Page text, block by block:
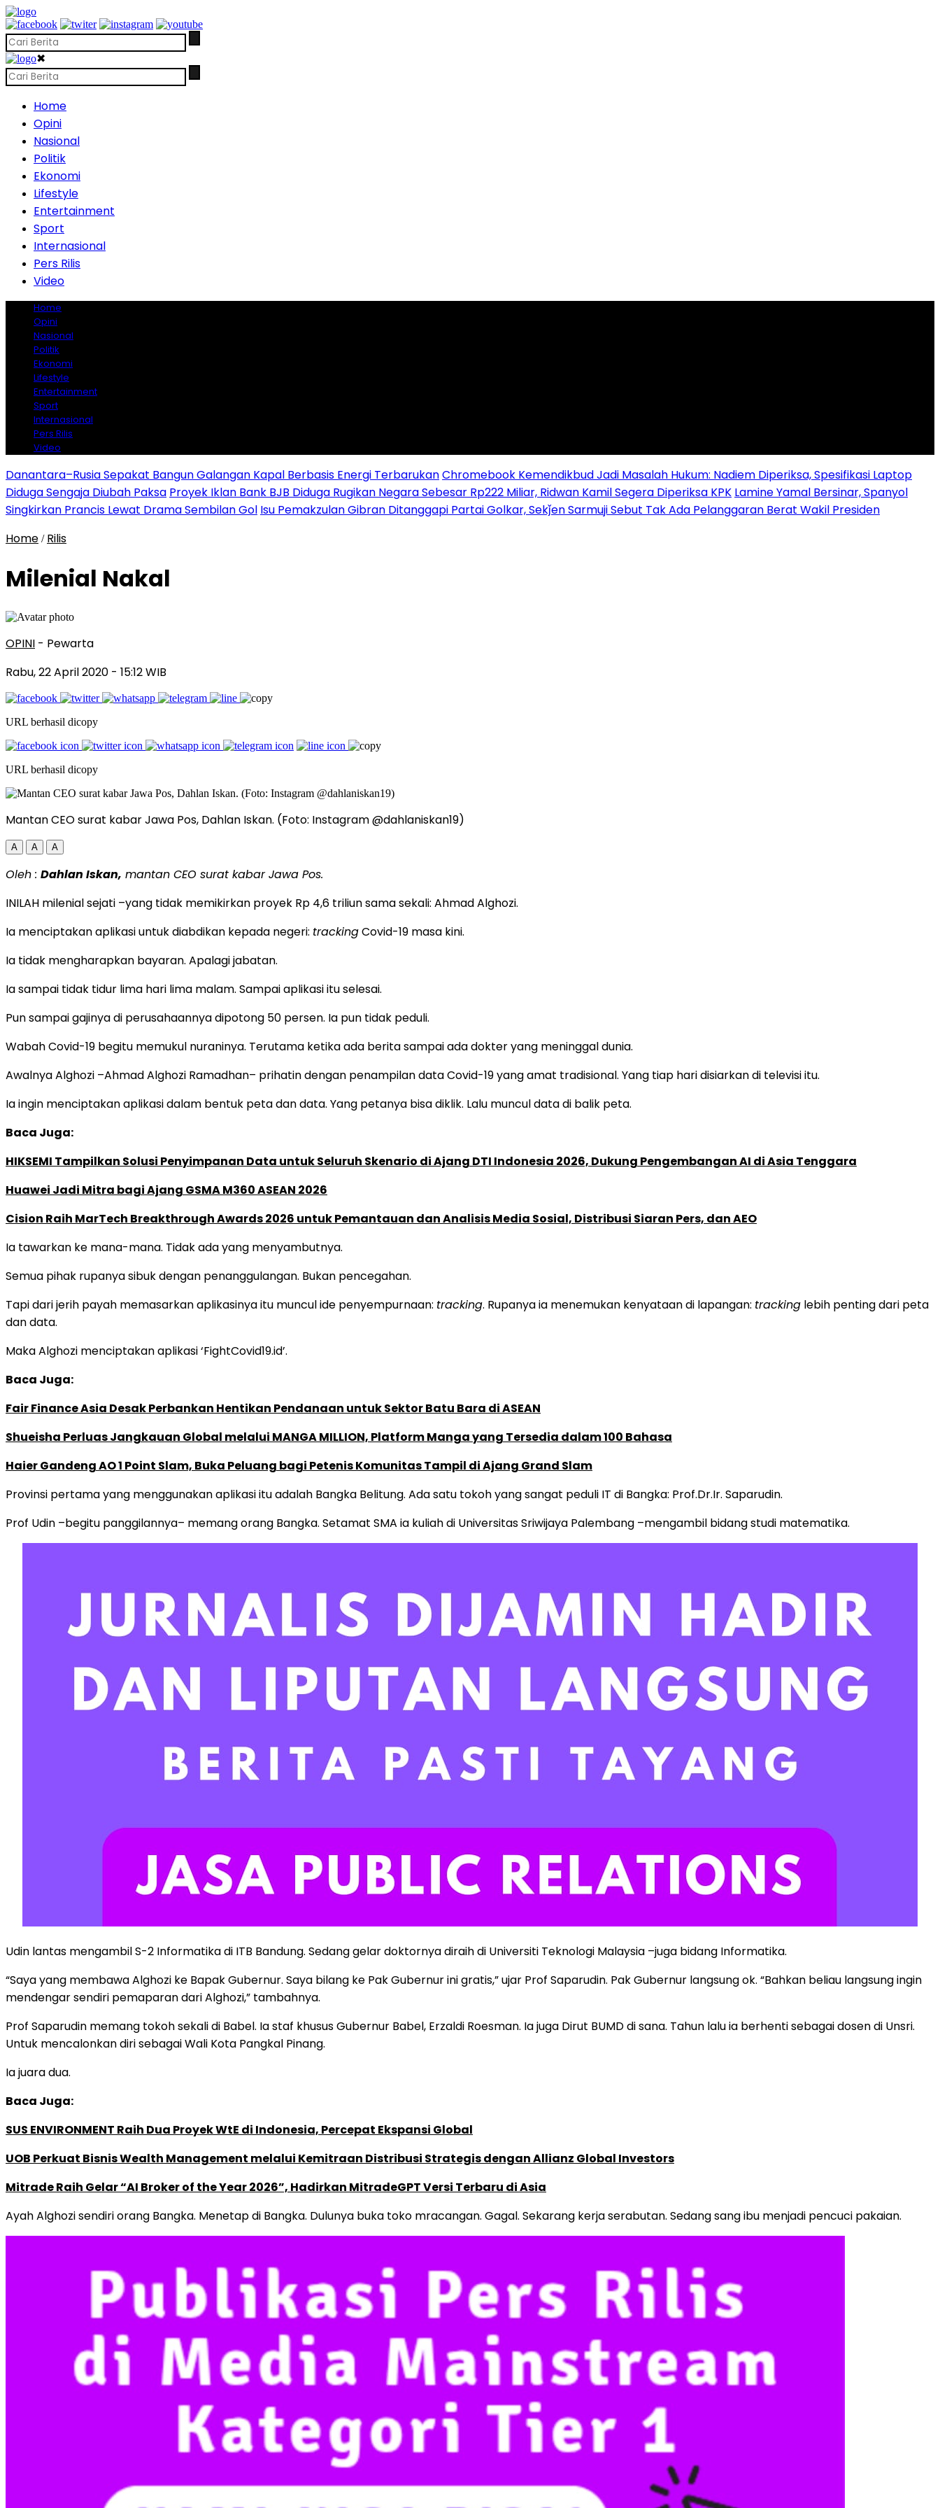
✖
Home
Opini
Nasional
Politik
Ekonomi
Lifestyle
Entertainment
Sport
Internasional
Pers Rilis
Video
Home
Opini
Nasional
Politik
Ekonomi
Lifestyle
Entertainment
Sport
Internasional
Pers Rilis
Video
Danantara–Rusia Sepakat Bangun Galangan Kapal Berbasis Energi TerbarukanChromebook Kemendikbud Jadi Masalah Hukum: Nadiem Diperiksa, Spesifikasi Laptop
Diduga Sengaja Diubah Paksa Proyek Iklan Bank BJB Diduga Rugikan Negara Sebesar Rp222 Miliar, Ridwan Kamil Segera Diperiksa KPK Lamine Yamal Bersinar, Spanyol
Singkirkan Prancis Lewat Drama Sembilan Gol Isu Pemakzulan Gibran Ditanggapi Partai Golkar, Sekǰen Sarmuji Sebut Tak Ada Pelanggaran Berat Wakil Presiden
Home / Rilis
Milenial Nakal
OPINI - Pewarta
Rabu, 22 April 2020 - 15:12 WIB
URL berhasil dicopy
URL berhasil dicopy
Mantan CEO surat kabar Jawa Pos, Dahlan Iskan. (Foto: Instagram @dahlaniskan19)
A A A
Oleh : Dahlan Iskan, mantan CEO surat kabar Jawa Pos.
INILAH milenial sejati –yang tidak memikirkan proyek Rp 4,6 triliun sama sekali: Ahmad Alghozi.
Ia menciptakan aplikasi untuk diabdikan kepada negeri: trackingCovid-19 masa kini.
Ia tidak mengharapkan bayaran. Apalagi jabatan.
Ia sampai tidak tidur lima hari lima malam. Sampai aplikasi itu selesai.
Pun sampai gajinya di perusahaannya dipotong 50 persen. Ia pun tidak peduli.
Wabah Covid-19 begitu memukul nuraninya. Terutama ketika ada berita sampai ada dokter yang meninggal dunia.
Awalnya Alghozi –Ahmad Alghozi Ramadhan– prihatin dengan penampilan data Covid-19 yang amat tradisional. Yang tiap hari disiarkan di televisi itu.
Ia ingin menciptakan aplikasi dalam bentuk peta dan data. Yang petanya bisa diklik. Lalu muncul data di balik peta.
Baca Juga:
HIKSEMI Tampilkan Solusi Penyimpanan Data untuk Seluruh Skenario di Ajang DTI Indonesia 2026, Dukung Pengembangan AI di Asia Tenggara
Huawei Jadi Mitra bagi Ajang GSMA M360 ASEAN 2026
Cision Raih MarTech Breakthrough Awards 2026 untuk Pemantauan dan Analisis Media Sosial, Distribusi Siaran Pers, dan AEO
Ia tawarkan ke mana-mana. Tidak ada yang menyambutnya.
Semua pihak rupanya sibuk dengan penanggulangan. Bukan pencegahan.
Tapi dari jerih payah memasarkan aplikasinya itu muncul ide penyempurnaan: tracking. Rupanya ia menemukan kenyataan di lapangan: tracking lebih penting dari peta
dan data.
Maka Alghozi menciptakan aplikasi ‘FightCovid19.id’.
Baca Juga:
Fair Finance Asia Desak Perbankan Hentikan Pendanaan untuk Sektor Batu Bara di ASEAN
Shueisha Perluas Jangkauan Global melalui MANGA MILLION, Platform Manga yang Tersedia dalam 100 Bahasa
Haier Gandeng AO 1 Point Slam, Buka Peluang bagi Petenis Komunitas Tampil di Ajang Grand Slam
Provinsi pertama yang menggunakan aplikasi itu adalah Bangka Belitung. Ada satu tokoh yang sangat peduli IT di Bangka: Prof.Dr.Ir. Saparudin.
Prof Udin –begitu panggilannya– memang orang Bangka. Setamat SMA ia kuliah di Universitas Sriwijaya Palembang –mengambil bidang studi matematika.
Udin lantas mengambil S-2 Informatika di ITB Bandung. Sedang gelar doktornya diraih di Universiti Teknologi Malaysia –juga bidang Informatika.
“Saya yang membawa Alghozi ke Bapak Gubernur. Saya bilang ke Pak Gubernur ini gratis,” ujar Prof Saparudin. Pak Gubernur langsung ok. “Bahkan beliau langsung ingin
mendengar sendiri pemaparan dari Alghozi,” tambahnya.
Prof Saparudin memang tokoh sekali di Babel. Ia staf khusus Gubernur Babel, Erzaldi Roesman. Ia juga Dirut BUMD di sana. Tahun lalu ia berhenti sebagai dosen di Unsri.
Untuk mencalonkan diri sebagai Wali Kota Pangkal Pinang.
Ia juara dua.
Baca Juga:
SUS ENVIRONMENT Raih Dua Proyek WtE di Indonesia, Percepat Ekspansi Global
UOB Perkuat Bisnis Wealth Management melalui Kemitraan Distribusi Strategis dengan Allianz Global Investors
Mitrade Raih Gelar “AI Broker of the Year 2026”, Hadirkan MitradeGPT Versi Terbaru di Asia
Ayah Alghozi sendiri orang Bangka. Menetap di Bangka. Dulunya buka toko mracangan. Gagal. Sekarang kerja serabutan. Sedang sang ibu menjadi pencuci pakaian.